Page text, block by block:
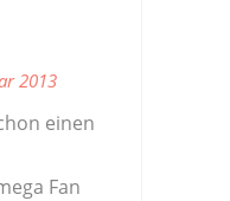
2013
einen
Fan